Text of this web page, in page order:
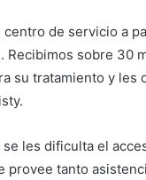
centro de servicio a
Recibimos sobre 30
su tratamiento y les
se les dificulta el
provee tanto